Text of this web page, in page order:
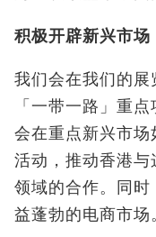
积极开辟新兴市场
我们会在我们的
「一带一路」重
会在重点新兴市
活动，推动香港
领域的合作。同时
益蓬勃的电商市场